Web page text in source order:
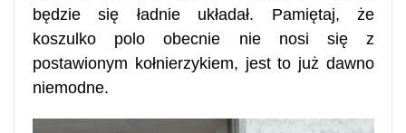
będzie się ładnie układał. Pamiętaj, że
koszulko polo obecnie nie nosi się z
postawionym kołnierzykiem, jest to już dawno
niemodne.